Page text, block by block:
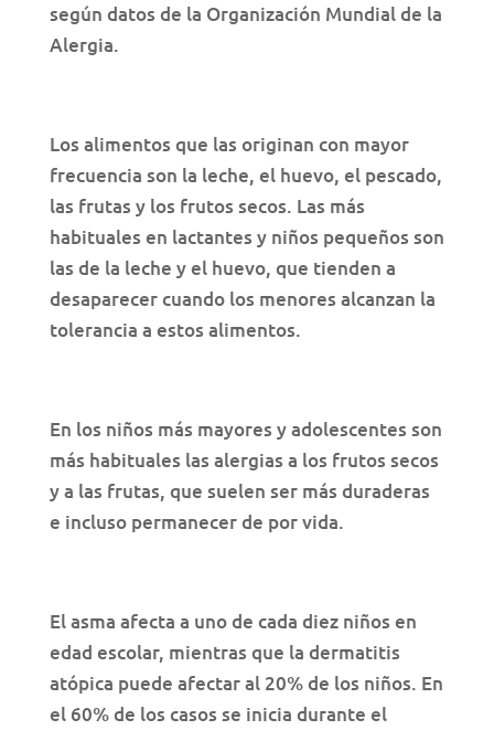
según datos de la Organización Mundial de la
Alergia.
Los alimentos que las originan con mayor
frecuencia son la leche, el huevo, el pescado,
las frutas y los frutos secos. Las más
habituales en lactantes y niños pequeños son
las de la leche y el huevo, que tienden a
desaparecer cuando los menores alcanzan la
tolerancia a estos alimentos.
En los niños más mayores y adolescentes son
más habituales las alergias a los frutos secos
y a las frutas, que suelen ser más duraderas
e incluso permanecer de por vida.
El asma afecta a uno de cada diez niños en
edad escolar, mientras que la dermatitis
atópica puede afectar al 20% de los niños. En
el 60% de los casos se inicia durante el